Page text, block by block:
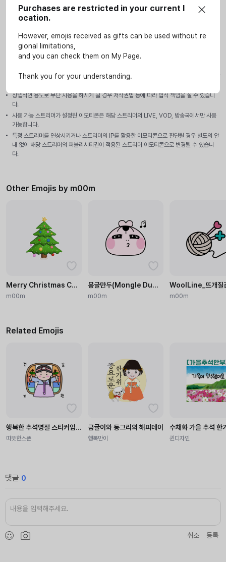
사용안내
이모티콘은 SOOP 서비스(LIVE, VOD, 방송국, e스포츠 페이지)에서만 개인적인 용도로 사
상업적인 용도로 무단 사용을 하시게 될 경우 저작권법 등에 따라 법적 책임을 질 수 있습니
다.
사용 가능 스트리머가 설정된 이모티콘은 해당 스트리머의 LIVE, VOD, 방송국에서만 사용
가능합니다.
특정 스트리머를 연상시키거나 스트리머의 IP를 활용한 이모티콘으로 판단될 경우 별도의 안
내 없이 해당 스트리머의 퍼블리시티권이 적용된 스트리머 이모티콘으로 변경될 수 있습니
다.
Other Emojis by m00m
Merry Christmas Cookies – Cute Edition
m00m
몽글만두(Mongle Dumpling)
m00m
WoolLine_뜨개질
m00m
Related Emojis
행복한 추석명절 스티커입니다
따뜻한스푼
금귤이와 동그리의 해피데이
행복만이
수채화 가을 추석 한
퀸디자인
댓글 0
취소 등록
Purchases are restricted in your current l
ocation.
However, emojis received as gifts can be used without re
gional limitations,
and you can check them on My Page.
Thank you for your understanding.